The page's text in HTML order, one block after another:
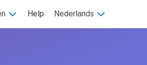
Help Nederlands